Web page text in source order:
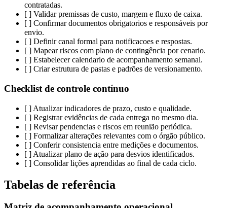
contratadas.
[ ] Validar premissas de custo, margem e fluxo de caixa.
[ ] Confirmar documentos obrigatorios e responsáveis por
envio.
[ ] Definir canal formal para notificacoes e respostas.
[ ] Mapear riscos com plano de contingência por cenario.
[ ] Estabelecer calendario de acompanhamento semanal.
[ ] Criar estrutura de pastas e padrões de versionamento.
Checklist de controle contínuo
[ ] Atualizar indicadores de prazo, custo e qualidade.
[ ] Registrar evidências de cada entrega no mesmo dia.
[ ] Revisar pendencias e riscos em reunião periódica.
[ ] Formalizar alterações relevantes com o órgão público.
[ ] Conferir consistencia entre medições e documentos.
[ ] Atualizar plano de ação para desvios identificados.
[ ] Consolidar lições aprendidas ao final de cada ciclo.
Tabelas de referência